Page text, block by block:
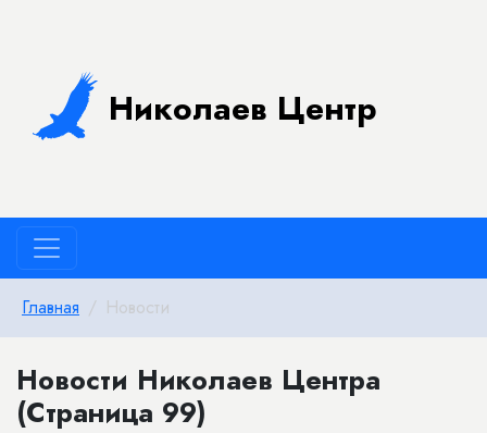
Николаев Центр
Главная Новости
Новости Николаев Центра
(Страница 99)